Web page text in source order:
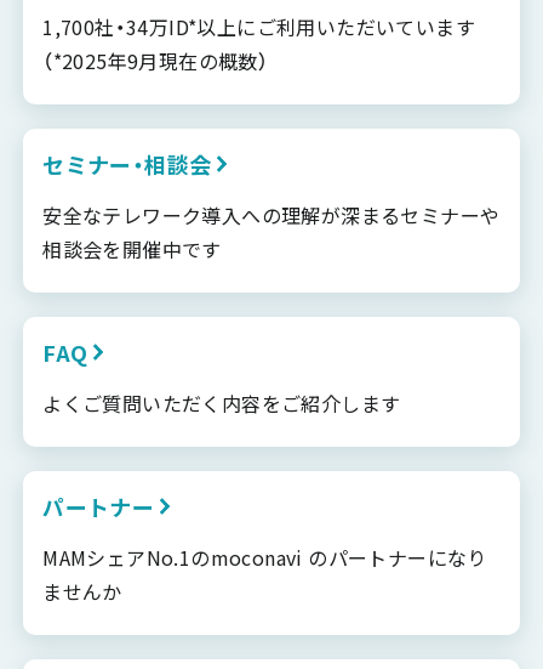
1,700社・34万ID*以上にご利用いただいています
（*2025年9月現在の概数）
セミナー・相談会
安全なテレワーク導入への理解が深まるセミナーや
相談会を開催中です
FAQ
よくご質問いただく内容をご紹介します
パートナー
MAMシェアNo.1のmoconavi のパートナーになり
ませんか